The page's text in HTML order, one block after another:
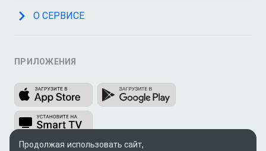
О СЕРВИСЕ
ПРИЛОЖЕНИЯ
Продолжая использовать сайт,